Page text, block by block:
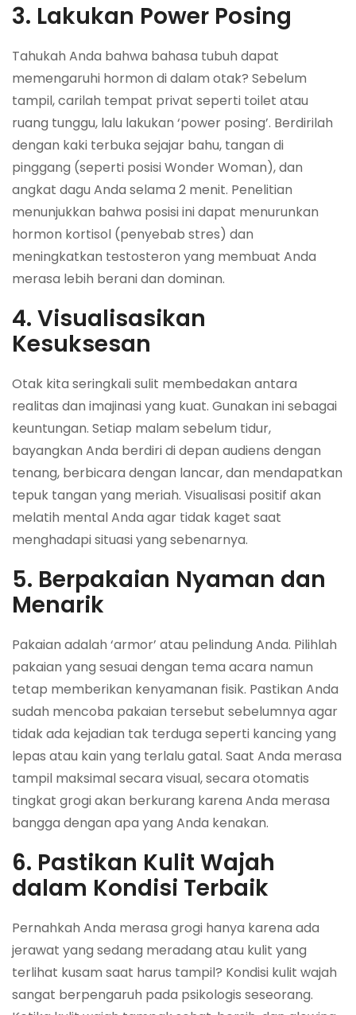
3. Lakukan Power Posing
Tahukah Anda bahwa bahasa tubuh dapat
memengaruhi hormon di dalam otak? Sebelum
tampil, carilah tempat privat seperti toilet atau
ruang tunggu, lalu lakukan ‘power posing’. Berdirilah
dengan kaki terbuka sejajar bahu, tangan di
pinggang (seperti posisi Wonder Woman), dan
angkat dagu Anda selama 2 menit. Penelitian
menunjukkan bahwa posisi ini dapat menurunkan
hormon kortisol (penyebab stres) dan
meningkatkan testosteron yang membuat Anda
merasa lebih berani dan dominan.
4. Visualisasikan
Kesuksesan
Otak kita seringkali sulit membedakan antara
realitas dan imajinasi yang kuat. Gunakan ini sebagai
keuntungan. Setiap malam sebelum tidur,
bayangkan Anda berdiri di depan audiens dengan
tenang, berbicara dengan lancar, dan mendapatkan
tepuk tangan yang meriah. Visualisasi positif akan
melatih mental Anda agar tidak kaget saat
menghadapi situasi yang sebenarnya.
5. Berpakaian Nyaman dan
Menarik
Pakaian adalah ‘armor’ atau pelindung Anda. Pilihlah
pakaian yang sesuai dengan tema acara namun
tetap memberikan kenyamanan fisik. Pastikan Anda
sudah mencoba pakaian tersebut sebelumnya agar
tidak ada kejadian tak terduga seperti kancing yang
lepas atau kain yang terlalu gatal. Saat Anda merasa
tampil maksimal secara visual, secara otomatis
tingkat grogi akan berkurang karena Anda merasa
bangga dengan apa yang Anda kenakan.
6. Pastikan Kulit Wajah
dalam Kondisi Terbaik
Pernahkah Anda merasa grogi hanya karena ada
jerawat yang sedang meradang atau kulit yang
terlihat kusam saat harus tampil? Kondisi kulit wajah
sangat berpengaruh pada psikologis seseorang.